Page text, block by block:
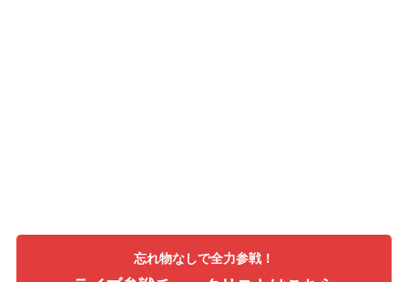
忘れ物なしで全力参戦！